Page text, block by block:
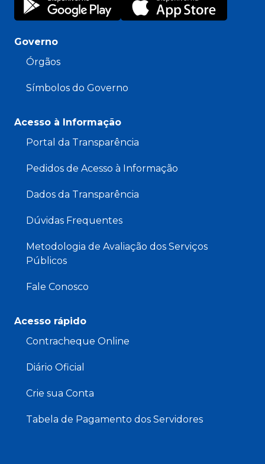
Governo
Órgãos
Símbolos do Governo
Acesso à Informação
Portal da Transparência
Pedidos de Acesso à Informação
Dados da Transparência
Dúvidas Frequentes
Metodologia de Avaliação dos Serviços
Públicos
Fale Conosco
Acesso rápido
Contracheque Online
Diário Oficial
Crie sua Conta
Tabela de Pagamento dos Servidores